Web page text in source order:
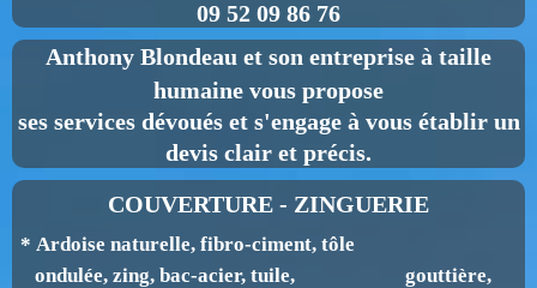
09 52 09 86 76
Anthony Blondeau et son entreprise à taille
humaine vous propose
ses services dévoués et s'engage à vous établir un
devis clair et précis.
COUVERTURE - ZINGUERIE
* Ardoise naturelle, fibro-ciment, tôle
ondulée, zing, bac-acier, tuile, gouttière,